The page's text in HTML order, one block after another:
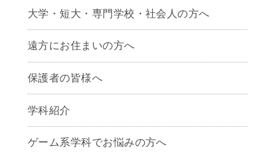
大学・短大・専門学校・社会人の方へ
遠方にお住まいの方へ
保護者の皆様へ
学科紹介
ゲームクリエイター学科
CG学科
ゲーム系学科でお悩みの方へ